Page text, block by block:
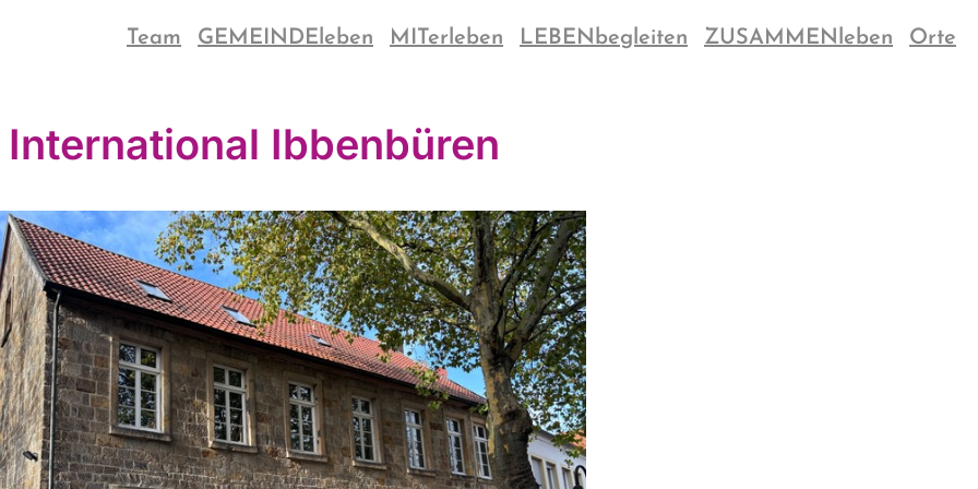
Team GEMEINDEleben MITerleben LEBENbegleiten ZUSAMMENleben Orte
Ibbenbüren